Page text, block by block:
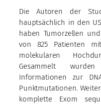
Die Autoren der
hauptsächlich in den
haben Tumorzellen
von 825 Patienten
molekularen
Gesammelt
Informationen zur
Punktmutationen.
komplette Exom